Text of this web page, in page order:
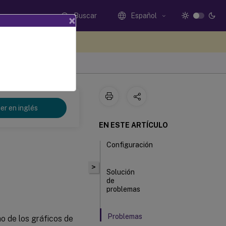
Buscar Español
en inglés
de los gráficos de
>
EN ESTE ARTÍCULO
Configuración
Solución
de
problemas
Problemas
×